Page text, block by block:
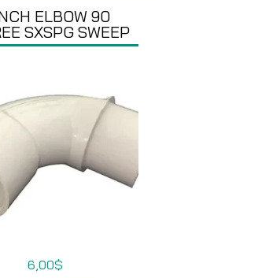
ELBOW 90
SXSPG SWEEP
6,00$